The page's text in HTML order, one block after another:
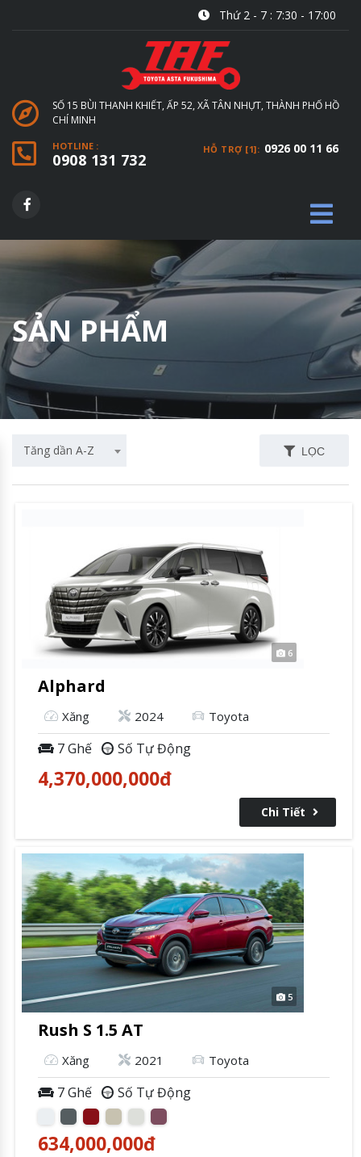
Thứ 2 - 7 : 7:30 - 17:00
SỐ 15 BÙI THANH KHIẾT, ẤP 52, XÃ TÂN NHỰT, THÀNH PHỐ HỒ
CHÍ MINH
HOTLINE :
0908 131 732
HỖ TRỢ [1]: 0926 00 11 66
SẢN PHẨM
Tăng dần A-Z LỌC
6
Alphard
Xăng 2024 Toyota
7 Ghế Số Tự Động
4,370,000,000đ
Chi Tiết
5
Rush S 1.5 AT
Xăng 2021 Toyota
7 Ghế Số Tự Động
634,000,000đ